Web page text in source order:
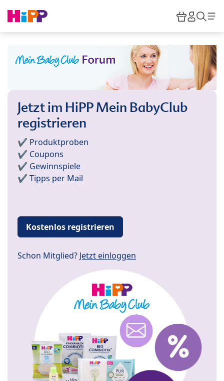
HiPP
Jetzt im HiPP Mein BabyClub
registrieren
✔️ Produktproben
✔️ Coupons
✔️ Gewinnspiele
✔️ Tipps per Mail
Kostenlos registrieren
Schon Mitglied? Jetzt einloggen